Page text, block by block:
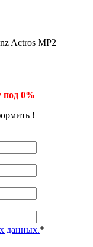
Actros MP2
под 0%
!
данных.*